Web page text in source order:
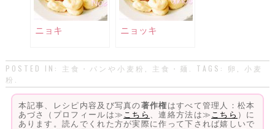
ニョキ ニョッキ
POSTED IN: 主食・パンや小麦粉 主食・麺 . TAGS: 卵
小麦
粉
本記事、レシピ内容及び写真の著作権はすべて管理人：松本
あづさ（プロフィールは≫こちら 、連絡方法は≫こちら ）に
あります。読んでくれた方が実際に作って下されば嬉しいで